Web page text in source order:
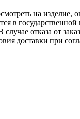
на изделие,
в
отказа от
доставки при